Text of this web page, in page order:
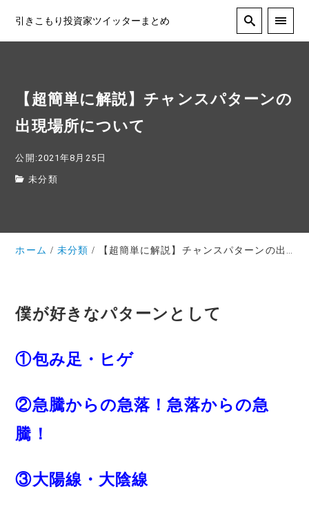
引きこもり投資家ツイッターまとめ
【超簡単に解説】チャンスパターンの
出現場所について
公開:2021年8月25日
未分類
ホーム 未分類 【超簡単に解説】チャンスパターンの出現場所について
僕が好きなパターンとして
①包み足・ヒゲ
②急騰からの急落！急落からの急
騰！
③大陽線・大陰線